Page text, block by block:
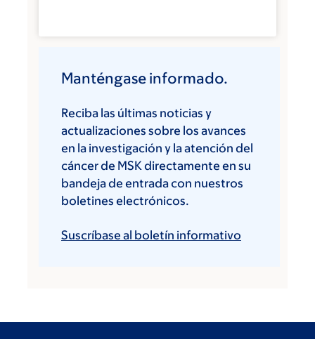
Manténgase informado.
Reciba las últimas noticias y
actualizaciones sobre los avances
en la investigación y la atención del
cáncer de MSK directamente en su
bandeja de entrada con nuestros
boletines electrónicos.
Suscríbase al boletín informativo